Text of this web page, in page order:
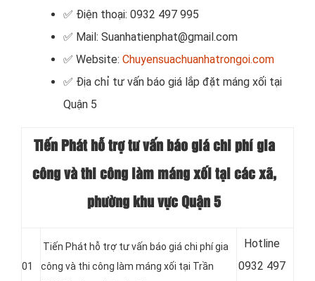
✅ Điện thoại: 0932 497 995
✅ Mail: Suanhatienphat@gmail.com
✅ Website: Chuyensuachuanhatrongoi.com
✅ Địa chỉ tư vấn báo giá lắp đặt máng xối tại
Quận 5
Tiến Phát hỗ trợ tư vấn báo giá chi phí gia
công và thi công làm máng xối tại các xã,
phường khu vực Quận 5
01
Tiến Phát hỗ trợ tư vấn báo giá chi phí gia
công và thi công làm máng xối tại Trần
Hotline
0932 497